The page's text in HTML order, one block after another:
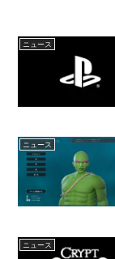
ニュース
ニュース
ニュース